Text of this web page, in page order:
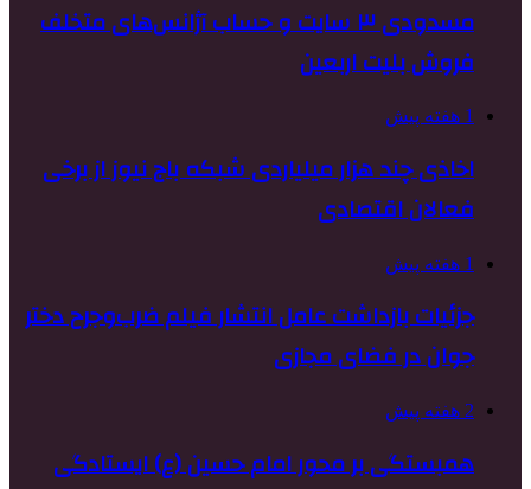
مسدودی ۳ سایت و حساب آژانس‌های متخلف
فروش بلیت اربعین
1 هفته پیش
اخاذی چند هزار میلیاردی شبکه باج نیوز از برخی
فعالان اقتصادی
1 هفته پیش
جزئیات بازداشت عامل انتشار فیلم ضرب‌وجرح دختر
جوان در فضای مجازی
2 هفته پیش
همبستگی بر محور امام حسین (ع) ایستادگی